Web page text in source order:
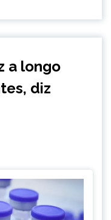
a longo
diz